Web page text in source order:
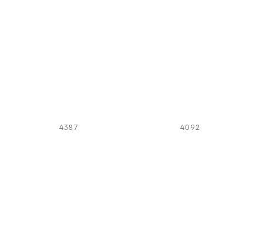
4387 4092